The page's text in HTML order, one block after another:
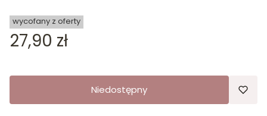
wycofany z oferty
Cena
27,90 zł
Niedostępny